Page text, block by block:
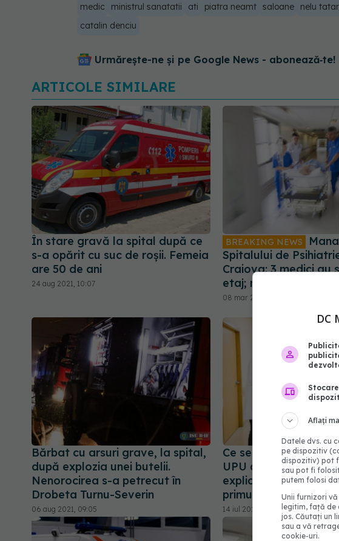
medic ministrul sanatatii ati piatra neamt saloane nelu
catalin denciu
Urmărește-ne și pe Google News - abonează‑te!
ARTICOLE SIMILARE
În stare gravă la spital după ce
s-a opărit cu suc de roșii. Femeia
are 50 de ani
24 aug 2021, 10:07
BREAKING NEWS
Spitalului de
Craiova: 3 medici au
etaj; niciun pacient nu
08 mar 2021, 22:25
Bărbat cu arsuri grave, la spital,
după explozia unei butelii.
Nenorocirea s-a petrecut în
Drobeta Turnu-Severin
06 aug 2021, 09:05
Ce se întâmplă dacă
UPU cu ambulanța.
explică de ce nu intri
primul
14 iul 2026, 15:34
DC
Aflați
Datele dvs. cu
pe dispozitiv
dispozitiv) pot
sau pot fi
putem folosi
Unii furnizori
legitim, față
jos. Căutați un
sau a vă
cookie-uri.